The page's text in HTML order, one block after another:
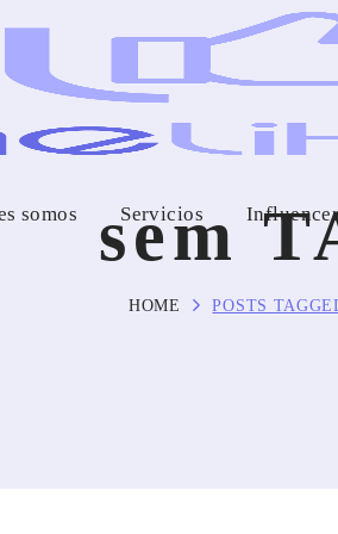
somos Servicios
sem
HOME POSTS